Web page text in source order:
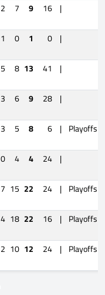
2 7 9 16 |
1 0 1 0 |
5 8 13 41
|
3 6 9 28 |
3 5 8 6 | Playoffs
0 4 4 24 |
7 15 22 24 | Playoffs
4 18 22 16 | Playoffs
2 10 12 24 | Playoffs